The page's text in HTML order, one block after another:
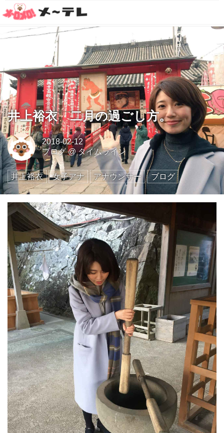
井上裕衣 二月の過ごし方。
2018-02-12
ブログ@タイムライン
井上裕衣 女子アナ アナウンサー ブログ